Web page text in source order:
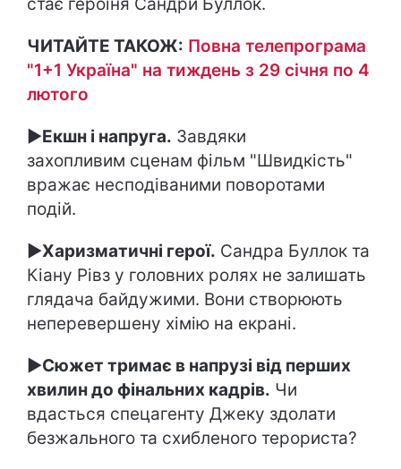
ЧИТАЙТЕ ТАКОЖ: Повна телепрограма
"1+1 Україна" на тиждень з 29 січня по 4
лютого
►Екшн і напруга. Завдяки
захопливим сценам фільм "Швидкість"
вражає несподіваними поворотами
подій.
►Харизматичні герої. Сандра Буллок та
Кіану Рівз у головних ролях не залишать
глядача байдужими. Вони створюють
неперевершену хімію на екрані.
►Сюжет тримає в напрузі від перших
хвилин до фінальних кадрів. Чи
вдасться спецагенту Джеку здолати
безжального та схибленого терориста?